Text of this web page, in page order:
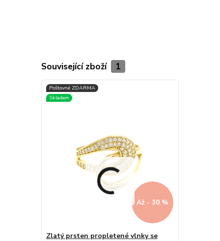
Související zboží 1
Až - 30 %
Zlatý prsten propletené vlnky se